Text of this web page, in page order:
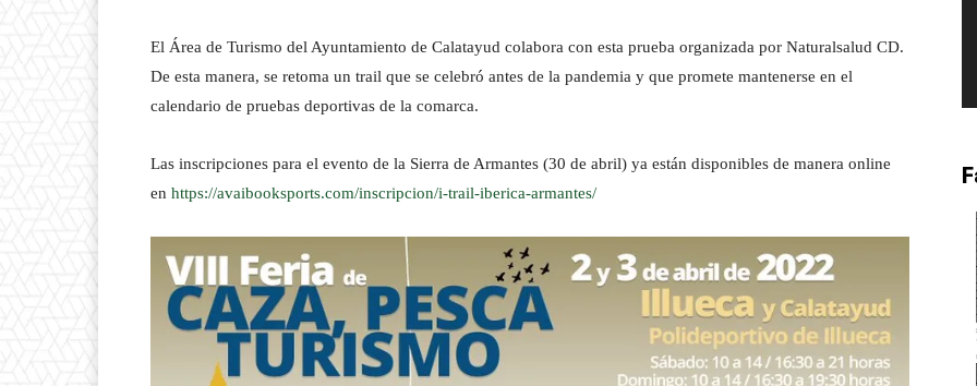
El Área de Turismo del Ayuntamiento de Calatayud colabora con esta prueba organizada por Naturalsalud CD.
De esta manera, se retoma un trail que se celebró antes de la pandemia y que promete mantenerse en el
calendario de pruebas deportivas de la comarca.
Las inscripciones para el evento de la Sierra de Armantes (30 de abril) ya están disponibles de manera online
en https://avaibooksports.com/inscripcion/i-trail-iberica-armantes/